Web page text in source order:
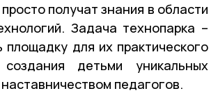
получат знания в области
Задача технопарка –
площадку для их практического
создания детьми уникальных
педагогов.